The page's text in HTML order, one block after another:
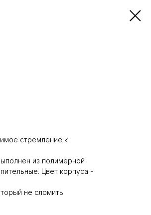
стремление к
из полимерной
Цвет корпуса -
не сломить